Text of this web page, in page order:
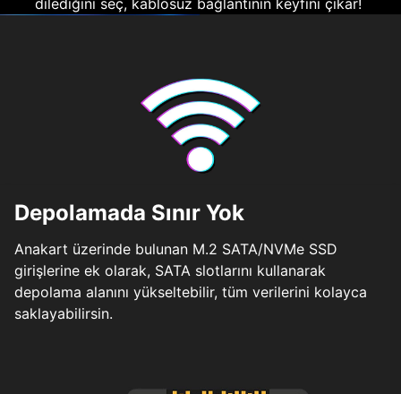
dilediğini seç, kablosuz bağlantının keyfini çıkar!
Depolamada Sınır Yok
Anakart üzerinde bulunan M.2 SATA/NVMe SSD
girişlerine ek olarak, SATA slotlarını kullanarak
depolama alanını yükseltebilir, tüm verilerini kolayca
saklayabilirsin.